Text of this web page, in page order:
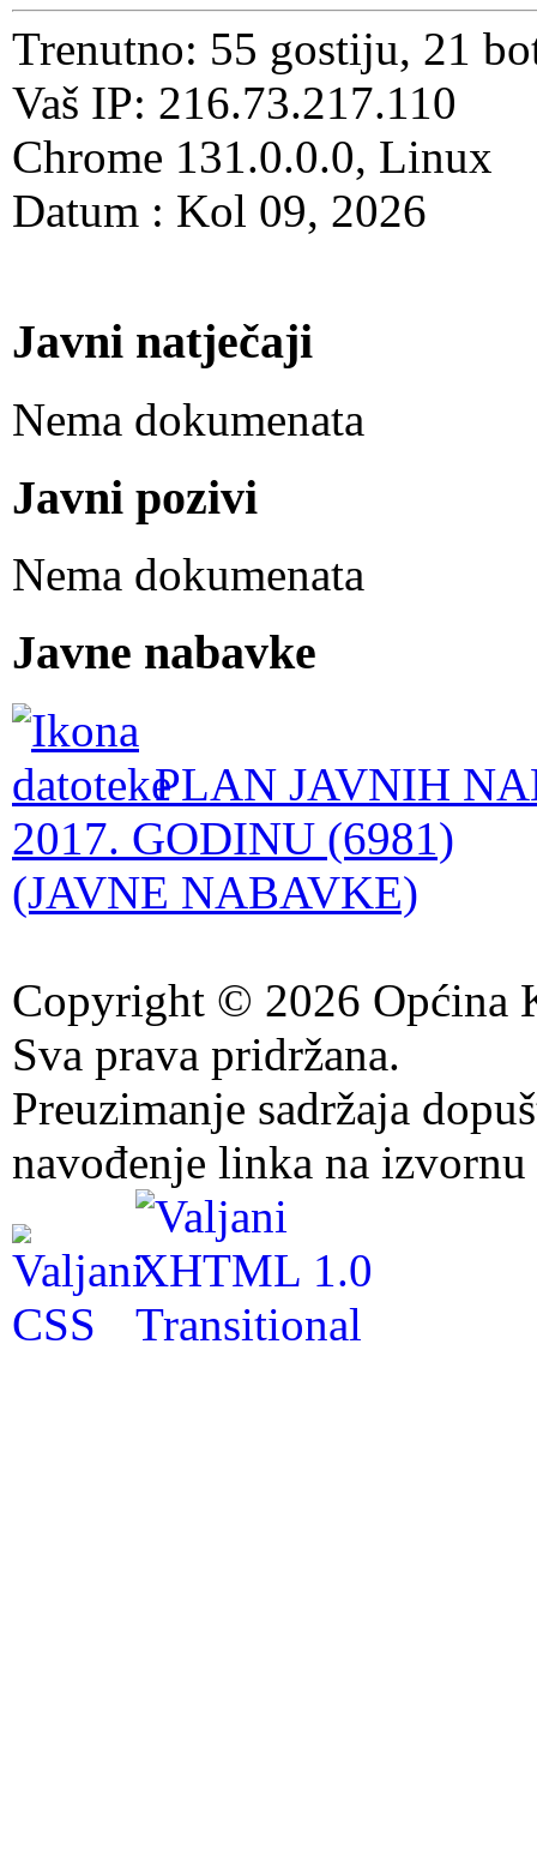
Trenutno: 55 gostiju, 21
Vaš IP: 216.73.217.110
Chrome 131.0.0.0, Linux
Datum : Kol 09, 2026
Javni natječaji
Nema dokumenata
Javni pozivi
Nema dokumenata
Javne nabavke
PLAN JAVNIH
2017. GODINU (6981)
(JAVNE NABAVKE)
Copyright © 2026 Općina
Sva prava pridržana.
Preuzimanje sadržaja
navođenje linka na izvornu